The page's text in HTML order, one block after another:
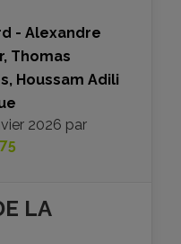
- Alexandre
Thomas
Houssam Adili
2026 par
LA